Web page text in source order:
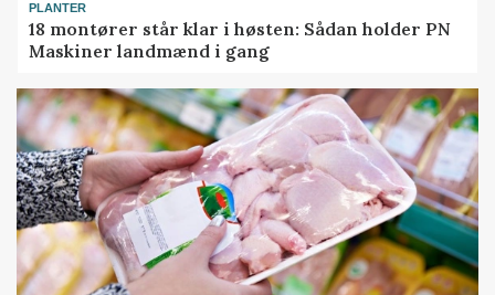
PLANTER
18 montører står klar i høsten: Sådan holder PN
Maskiner landmænd i gang